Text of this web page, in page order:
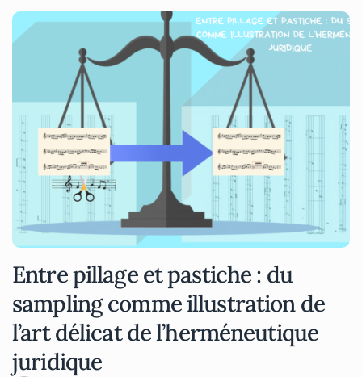
Entre pillage et pastiche : du
sampling comme illustration de
l’art délicat de l’herméneutique
juridique